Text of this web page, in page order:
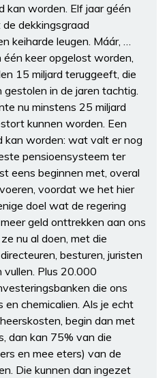
kan worden. Elf jaar géén
dekkingsgraad
keiharde leugen. Máár, …
keer opgelost worden,
15 miljard teruggeeft, die
in de jaren tachtig.
nu minstens 25 miljard
kunnen worden. Een
kan worden: wat valt er nog
pensioensysteem ter
eens beginnen met, overal
voordat we het hier
doel wat de regering
geld onttrekken aan ons
nu al doen, met die
besturen, juristen
vullen. Plus 20.000
die ons
en chemicalien. Als je echt
begin dan met
dan kan 75% van die
en mee eters) van de
Die kunnen dan ingezet